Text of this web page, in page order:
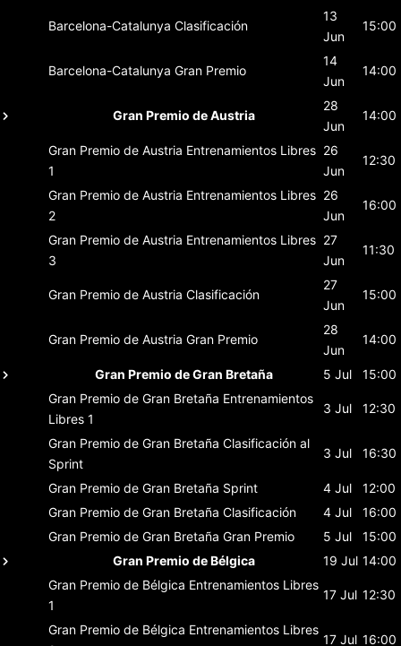
Barcelona-Catalunya Clasificación
13
Jun
15:00
Barcelona-Catalunya Gran Premio
14
Jun
14:00
Gran Premio de Austria
28
Jun
14:00
Gran Premio de Austria Entrenamientos Libres
1
26
Jun
12:30
Gran Premio de Austria Entrenamientos Libres
2
26
Jun
16:00
Gran Premio de Austria Entrenamientos Libres
3
27
Jun
11:30
Gran Premio de Austria Clasificación
27
Jun
15:00
Gran Premio de Austria Gran Premio
28
Jun
14:00
Gran Premio de Gran Bretaña 5 Jul
15:00
Gran Premio de Gran Bretaña Entrenamientos
Libres 1
3 Jul 12:30
Gran Premio de Gran Bretaña Clasificación al
Sprint
3 Jul 16:30
Gran Premio de Gran Bretaña Sprint 4 Jul
12:00
Gran Premio de Gran Bretaña Clasificación 4 Jul
16:00
Gran Premio de Gran Bretaña Gran Premio 5 Jul
15:00
Gran Premio de Bélgica
19 Jul 14:00
Gran Premio de Bélgica Entrenamientos Libres
1
17 Jul 12:30
Gran Premio de Bélgica Entrenamientos Libres
17 Jul 16:00